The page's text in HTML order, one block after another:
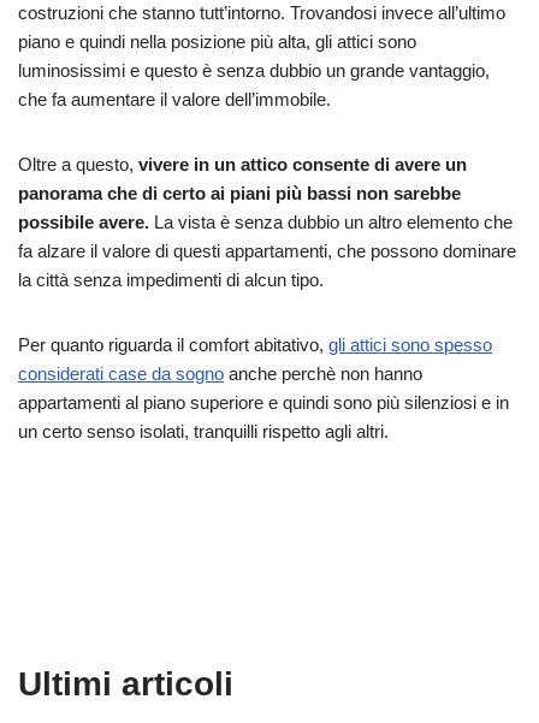
costruzioni che stanno tutt’intorno. Trovandosi invece all’ultimo
piano e quindi nella posizione più alta, gli attici sono
luminosissimi e questo è senza dubbio un grande vantaggio,
che fa aumentare il valore dell’immobile.
Oltre a questo, vivere in un attico consente di avere un
panorama che di certo ai piani più bassi non sarebbe
possibile avere. La vista è senza dubbio un altro elemento che
fa alzare il valore di questi appartamenti, che possono dominare
la città senza impedimenti di alcun tipo.
Per quanto riguarda il comfort abitativo, gli attici sono spesso
considerati case da sogno anche perchè non hanno
appartamenti al piano superiore e quindi sono più silenziosi e in
un certo senso isolati, tranquilli rispetto agli altri.
Ultimi articoli